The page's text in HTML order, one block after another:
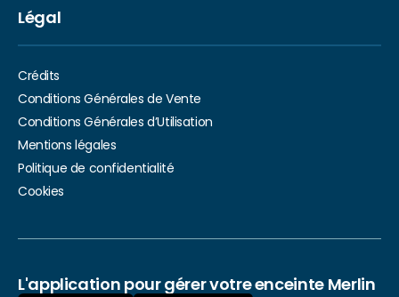
Légal
Crédits
Conditions Générales de Vente
Conditions Générales d’Utilisation
Mentions légales
Politique de confidentialité
Cookies
L'application pour gérer votre enceinte Merlin